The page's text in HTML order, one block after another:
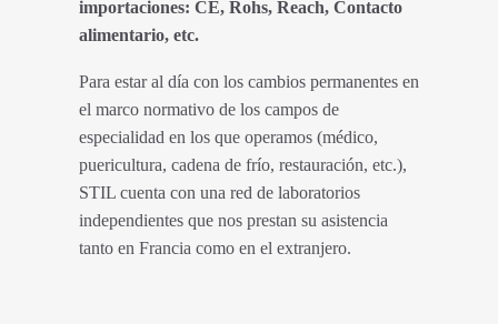
importaciones: CE, Rohs, Reach, Contacto
alimentario, etc.
Para estar al día con los cambios permanentes en
el marco normativo de los campos de
especialidad en los que operamos (médico,
puericultura, cadena de frío, restauración, etc.),
STIL cuenta con una red de laboratorios
independientes que nos prestan su asistencia
tanto en Francia como en el extranjero.